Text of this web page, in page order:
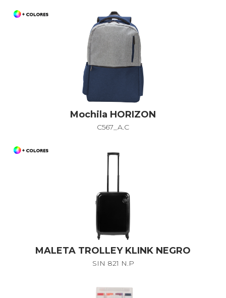
Mochila HORIZON
C567_A.C
MALETA TROLLEY KLINK NEGRO
SIN 821 N.P